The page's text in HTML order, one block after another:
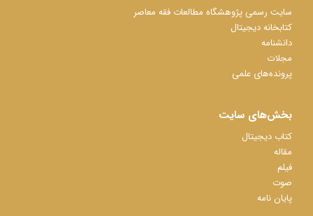
سایت رسمی پژوهشگاه مطالعات فقه معاصر
کتابخانه دیجیتال
دانشنامه
مجلات
پرونده‌های علمی
بخش‌های سایت
کتاب دیجیتال
مقاله
فیلم
صوت
پایان نامه